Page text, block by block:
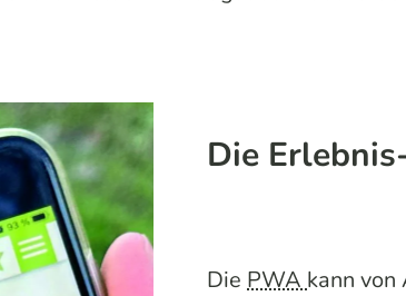
Die
Die PWA kann